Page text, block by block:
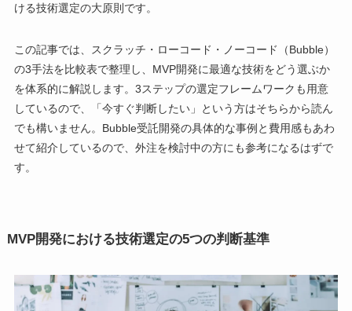
ける技術選定の大原則です。
この記事では、スクラッチ・ローコード・ノーコード（Bubble）
の3手法を比較表で整理し、MVP開発に最適な技術をどう選ぶか
を体系的に解説します。3ステップの選定フレームワークも用意
しているので、「今すぐ判断したい」という方はそちらから読ん
でも構いません。Bubble受託開発の具体的な事例と費用感もあわ
せて紹介しているので、外注を検討中の方にも参考になるはずで
す。
MVP開発における技術選定の5つの判断基準